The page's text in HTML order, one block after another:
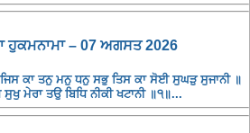
ਹੁਕਮਨਾਮਾ – 07 ਅਗਸਤ 2026
ਕਾ ਤਨੁ ਮਨੁ ਧਨੁ ਸਭੁ ਤਿਸ ਕਾ ਸੋਈ ਸੁਘੜੁ ਸੁਜਾਨੀ ॥
ਮੇਰਾ ਤਉ ਬਿਧਿ ਨੀਕੀ ਖਟਾਨੀ ॥੧॥...